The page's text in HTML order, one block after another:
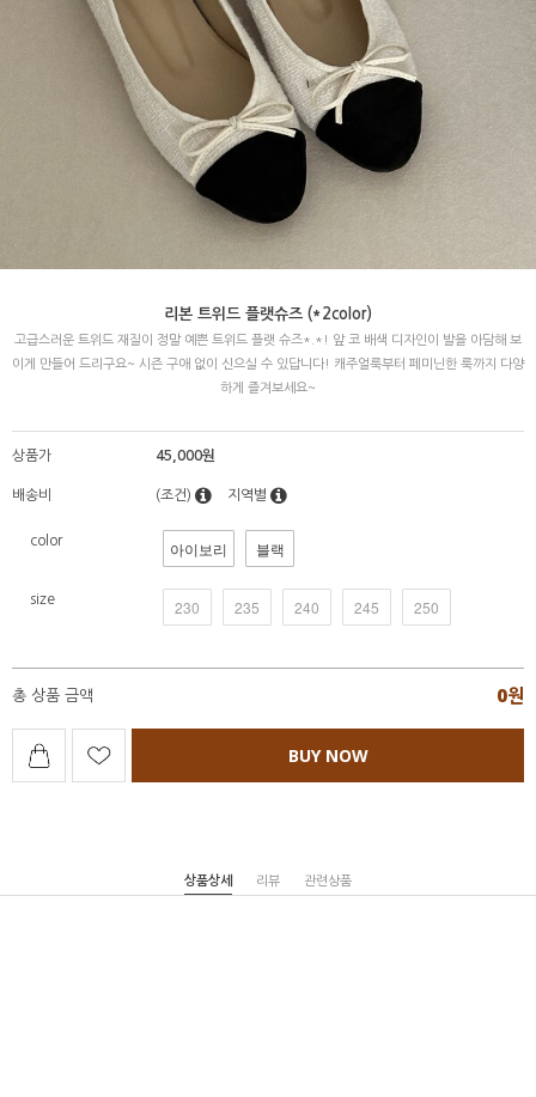
리본 트위드 플랫슈즈 (*2color)
고급스러운 트위드 재질이 정말 예쁜 트위드 플랫 슈즈*.*! 앞 코 배색 디자인이 발을 아담해 보
이게 만들어 드리구요~ 시즌 구애 없이 신으실 수 있답니다! 캐주얼룩부터 페미닌한 룩까지 다양
하게 즐겨보세요~
상품가 45,000원
배송비 (조건) 지역별
color 아이보리 블랙
size 230 235 240 245 250
총 상품 금액 0원
BUY NOW
상품상세 리뷰 관련상품